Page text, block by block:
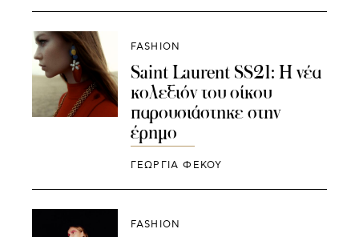
FASHION
Saint Laurent SS21: Η νέα
κολεξιόν του οίκου
παρουσιάστηκε στην
έρημο
ΓΕΩΡΓΙΑ ΦΕΚΟΥ
FASHION